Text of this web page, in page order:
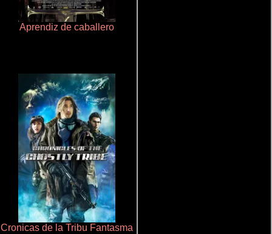
Aprendiz de caballero
Cronicas de la Tribu Fantasma